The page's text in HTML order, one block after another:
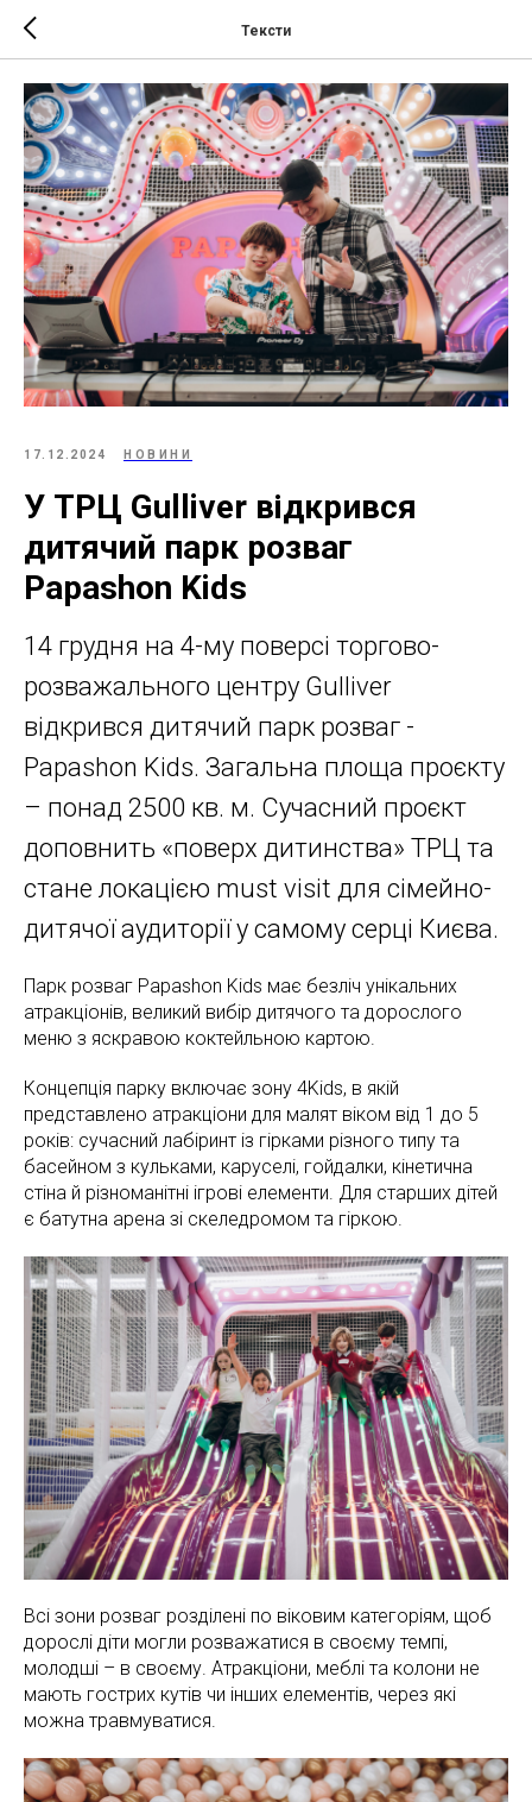
Тексти
17.12.2024 НОВИНИ
У ТРЦ Gulliver відкрився
дитячий парк розваг
Papashon Kids
14 грудня на 4-му поверсі торгово-
розважального центру Gulliver
відкрився дитячий парк розваг -
Papashon Kids. Загальна площа проєкту
– понад 2500 кв. м. Сучасний проєкт
доповнить «поверх дитинства» ТРЦ та
стане локацією must visit для сімейно-
дитячої аудиторії у самому серці Києва.
Парк розваг Papashon Kids має безліч унікальних
атракціонів, великий вибір дитячого та дорослого
меню з яскравою коктейльною картою.
Концепція парку включає зону 4Kids, в якій
представлено атракціони для малят віком від 1 до 5
років: сучасний лабіринт із гірками різного типу та
басейном з кульками, каруселі, гойдалки, кінетична
стіна й різноманітні ігрові елементи. Для старших дітей
є батутна арена зі скеледромом та гіркою.
Всі зони розваг розділені по віковим категоріям, щоб
дорослі діти могли розважатися в своєму темпі,
молодші – в своєму. Атракціони, меблі та колони не
мають гострих кутів чи інших елементів, через які
можна травмуватися.